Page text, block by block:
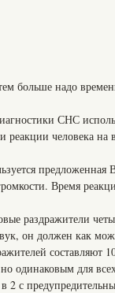
больше надо
СНС
человека на
Время
раздражители
он должен как
составляют
одинаковым для
в 2 с